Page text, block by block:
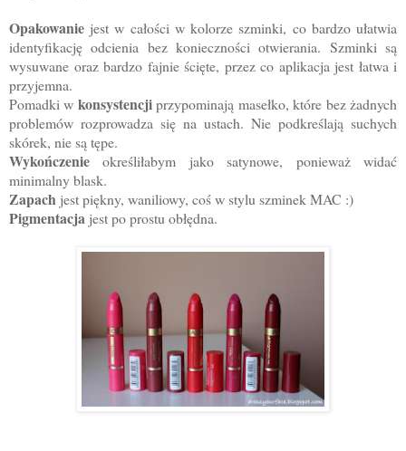
Opakowanie jest w całości w kolorze szminki, co bardzo ułatwia
identyfikację odcienia bez konieczności otwierania. Szminki są
wysuwane oraz bardzo fajnie ścięte, przez co aplikacja jest łatwa i
przyjemna.
Pomadki w konsystencjiprzypominają masełko, które bez żadnych
problemów rozprowadza się na ustach. Nie podkreślają suchych
skórek, nie są tępe.
Wykończenie określiłabym jako satynowe, ponieważ widać
minimalny blask.
Zapach jest piękny, waniliowy, coś w stylu szminek MAC :)
Pigmentacja jest po prostu obłędna.